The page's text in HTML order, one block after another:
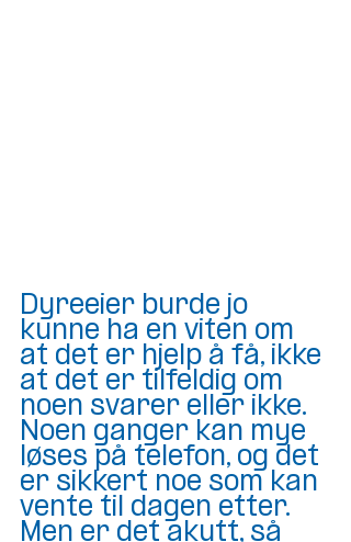
Dyreeier burde jo
kunne ha en viten om
at det er hjelp å få, ikke
at det er tilfeldig om
noen svarer eller ikke.
Noen ganger kan mye
løses på telefon, og det
er sikkert noe som kan
vente til dagen etter.
Men er det akutt, så